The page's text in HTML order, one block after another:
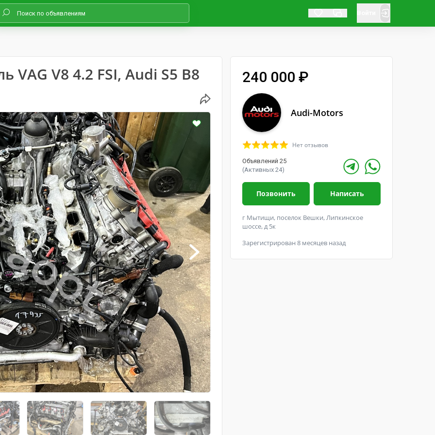
VAG V8 4.2 FSI, Audi S5 B8 240 000 ₽
Audi-Motors
Нет отзывов
Объявлений 25
(Активных 24)
Позвонить Написать
г Мытищи, поселок Вешки, Липкинское
шоссе, д 5к
Зарегистрирован 8 месяцев назад